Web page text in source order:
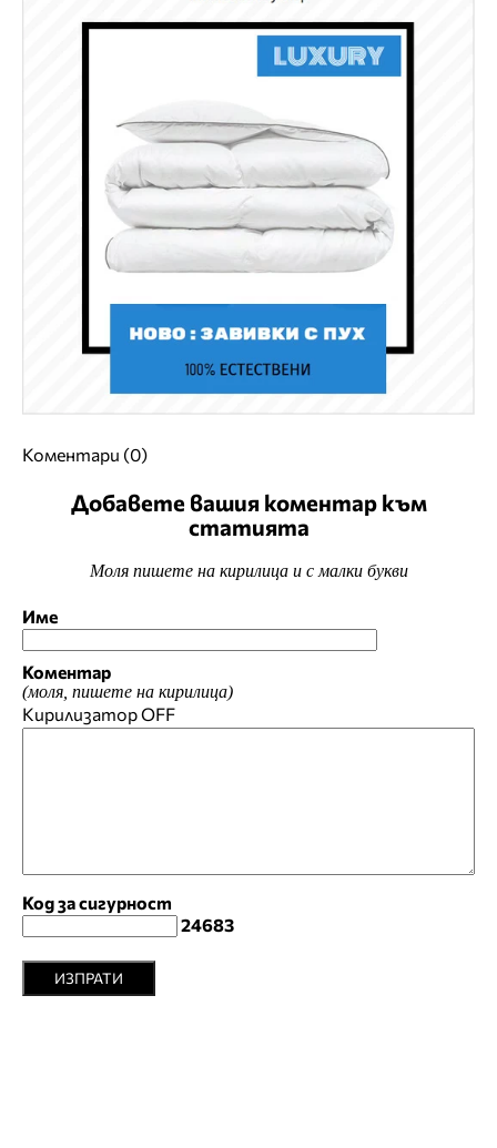
Коментари (0)
Добавете вашия коментар към
статията
Моля пишете на кирилица и с малки букви
Име
Коментар
(моля, пишете на кирилица)
КирилизаторOFF
Код за сигурност
24683
ИЗПРАТИ